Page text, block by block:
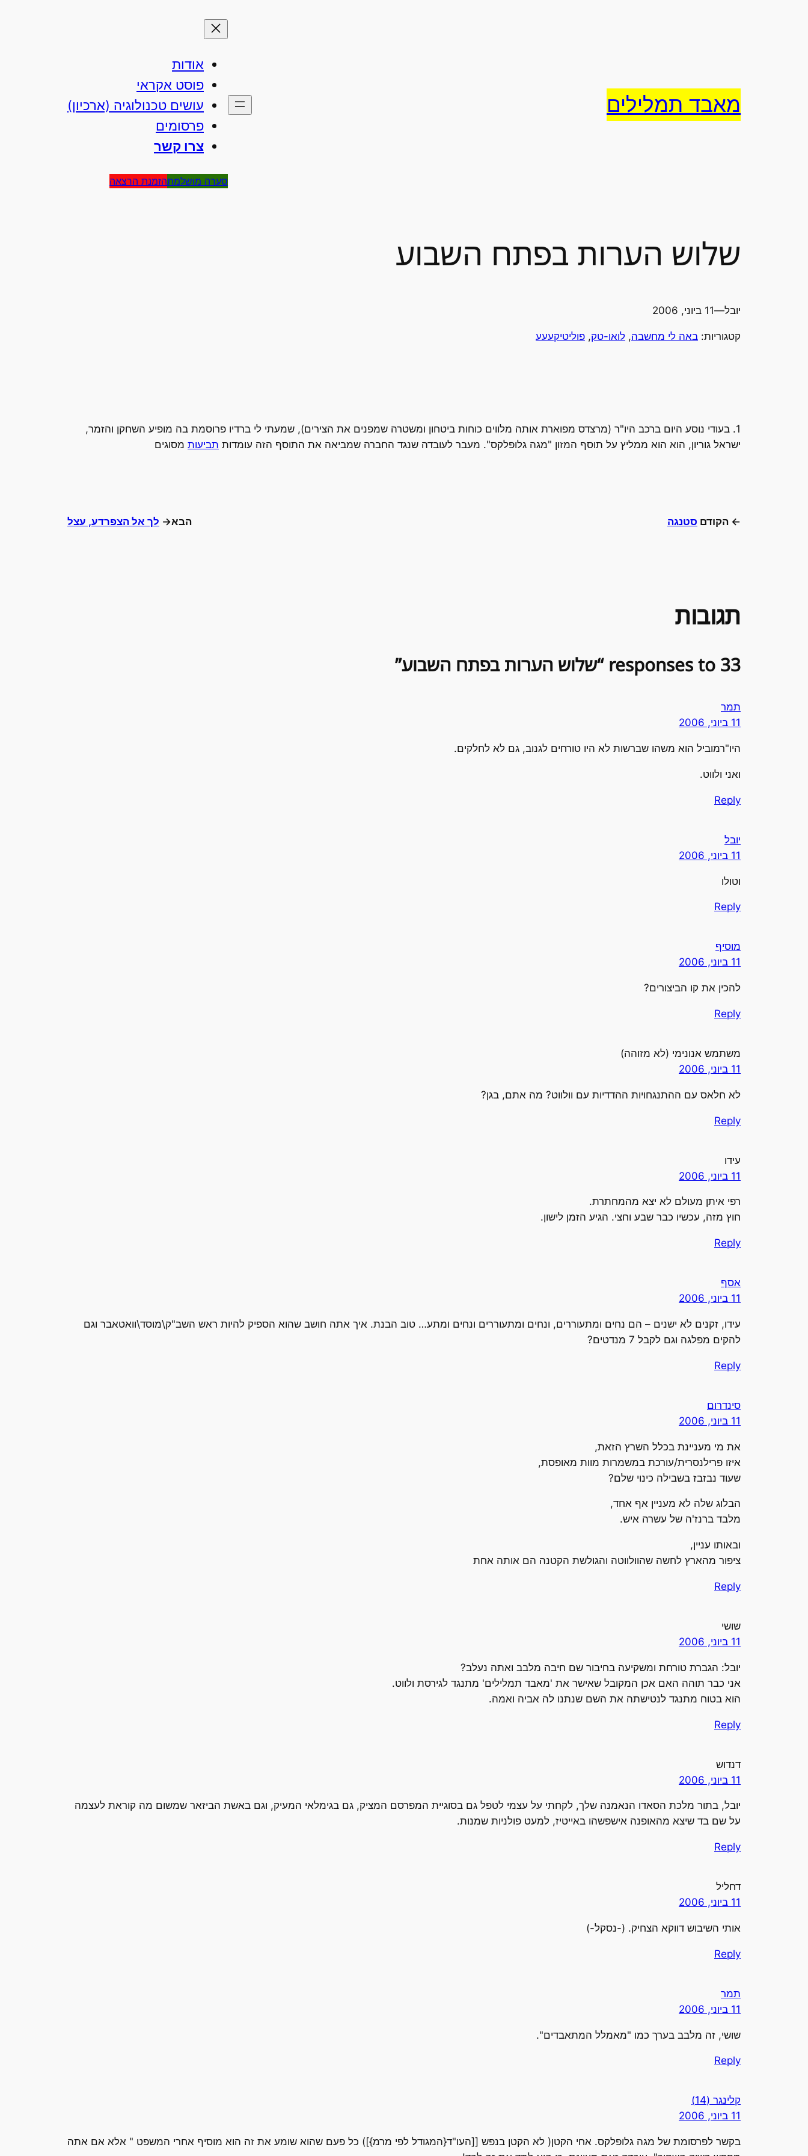
מאבד תמלילים
אודות
פוסט אקראי
עושים טכנולוגיה (ארכיון)
פרסומים
צרו קשר
סערה מושלמתהזמנת הרצאה
שלוש הערות בפתח השבוע
יובל—11 ביוני, 2006
קטגוריות: באה לי מחשבה, לואו-טק, פוליטיקעעע
1. בעודי נוסע היום ברכב היו"ר (מרצדס מפוארת אותה מלווים כוחות ביטחון ומשטרה שמפנים את הצירים), שמעתי לי ברדיו פרוסמת בה מופיע השחקן והזמר,
ישראל גוריון, הוא הוא ממליץ על תוסף המזון "מגה גלופלקס". מעבר לעובדה שנגד החברה שמביאה את התוסף הזה עומדות תביעות מסוגים
← הקודם סטנגה הבא→ לך אל הצפרדע, עצל
תגובות
33 responses to “שלוש הערות בפתח השבוע”
תמר
11 ביוני, 2006
היו"רמוביל הוא משהו שברשות לא היו טורחים לגנוב, גם לא לחלקים.
ואני ולווט.
Reply
יובל
11 ביוני, 2006
וטולו
Reply
מוסיף
11 ביוני, 2006
להכין את קו הביצורים?
Reply
משתמש אנונימי (לא מזוהה)
11 ביוני, 2006
לא חלאס עם ההתנגחויות ההדדיות עם וולווט? מה אתם, בגן?
Reply
עידו
11 ביוני, 2006
רפי איתן מעולם לא יצא מהמחתרת.
חוץ מזה, עכשיו כבר שבע וחצי. הגיע הזמן לישון.
Reply
אסף
11 ביוני, 2006
עידו, זקנים לא ישנים – הם נחים ומתעוררים, ונחים ומתעוררים ונחים ומתע… טוב הבנת. איך אתה חושב שהוא הספיק להיות ראש השב"ק\מוסד\וואטאבר וגם
להקים מפלגה וגם לקבל 7 מנדטים?
Reply
סינדרום
11 ביוני, 2006
את מי מעניינת בכלל השרץ הזאת,
איזו פרילנסרית/עורכת במשמרות מוות מאופסת,
שעוד נבזבז בשבילה כינוי שלם?
הבלוג שלה לא מעניין אף אחד,
מלבד ברנז'ה של עשרה איש.
ובאותו עניין,
ציפור מהארץ לחשה שהוולווטה והגולשת הקטנה הם אותה אחת
Reply
שושי
11 ביוני, 2006
יובל: הגברת טורחת ומשקיעה בחיבור שם חיבה מלבב ואתה נעלב?
אני כבר תוהה האם אכן המקובל שאישר את 'מאבד תמלילים' מתנגד לגירסת ולווט.
הוא בטוח מתנגד לנטישתה את השם שנתנו לה אביה ואמה.
Reply
דנדוש
11 ביוני, 2006
יובל, בתור מלכת הסאדו הנאמנה שלך, לקחתי על עצמי לטפל גם בסוגיית המפרסם המציק, גם בגימלאי המעיק, וגם באשת הביזאר שמשום מה קוראת לעצמה
על שם בד שיצא מהאופנה אישפשהו באייטיז, למעט פולניות שמנות.
Reply
דחליל
11 ביוני, 2006
אותי השיבוש דווקא הצחיק. (-נסקל-)
Reply
תמר
11 ביוני, 2006
שושי, זה מלבב בערך כמו "מאמלל המתאבדים".
Reply
קלינגר (14)
11 ביוני, 2006
בקשר לפרסומת של מגה גלופלקס. אחי הקטן( לא הקטן בנפש [[העו"ד{המגודל לפי מרמ}]) כל פעם שהוא שומע את זה הוא מוסיף אחרי המשפט " אלא אם אתה